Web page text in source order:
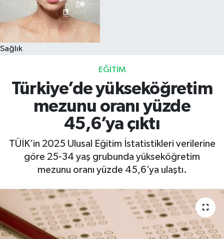
Sağlık
EĞITIM
Türkiye’de yükseköğretim
mezunu oranı yüzde
45,6’ya çıktı
TÜİK’in 2025 Ulusal Eğitim İstatistikleri verilerine
göre 25-34 yaş grubunda yükseköğretim
mezunu oranı yüzde 45,6’ya ulaştı.